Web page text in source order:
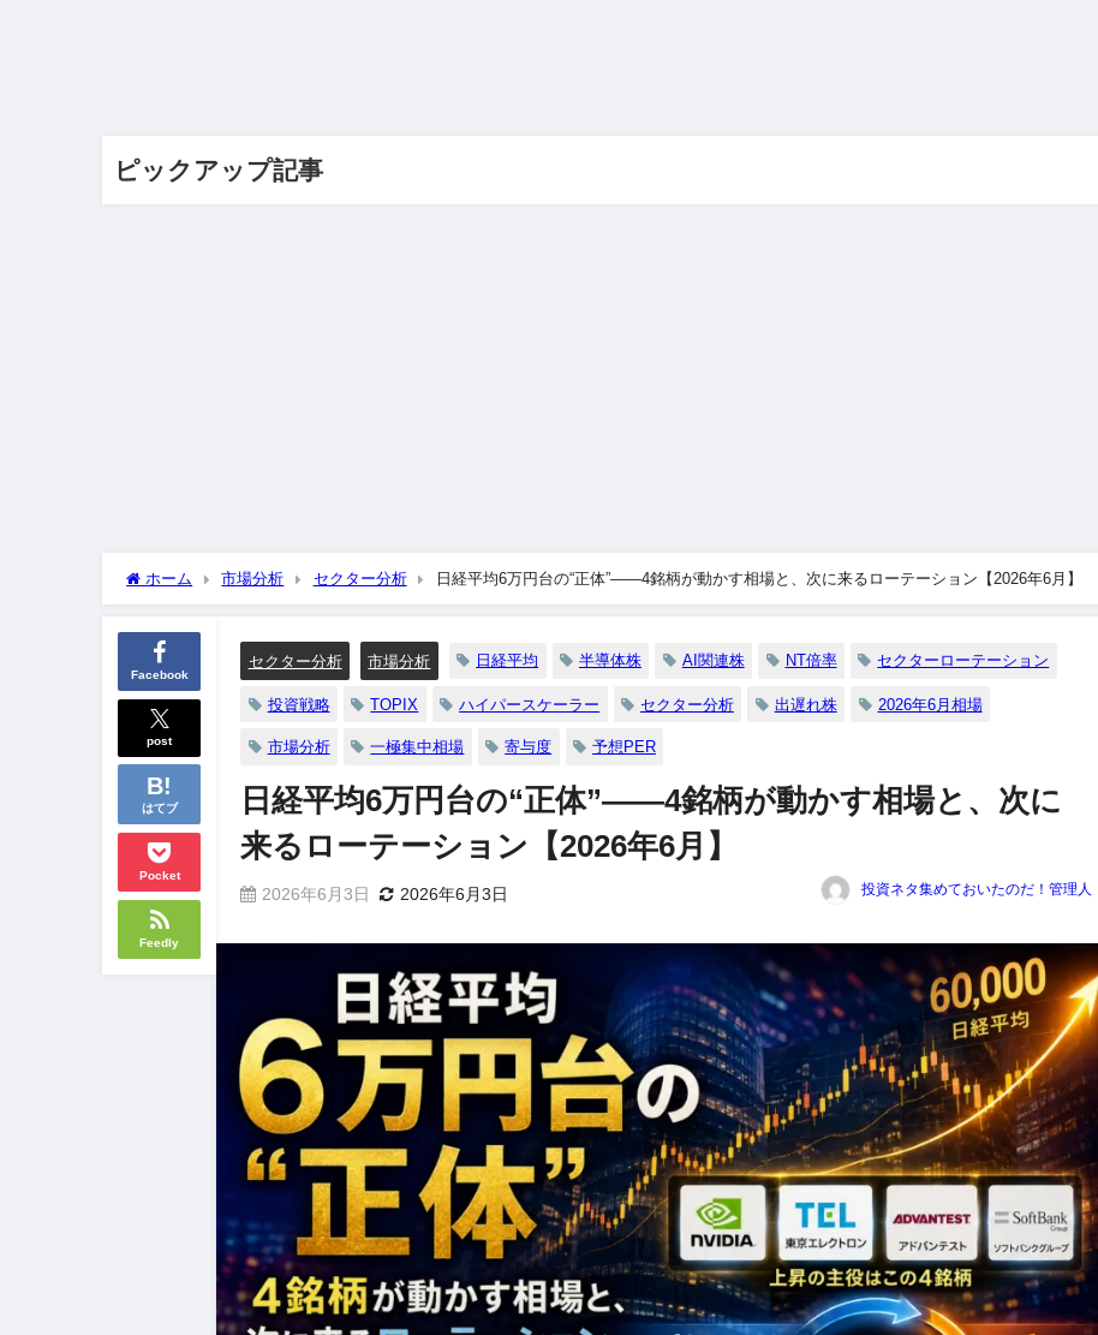
ピックアップ記事
ホーム 市場分析 セクター分析 日経平均6万円台の“正体”――4銘柄が動かす相場と、次に来るローテーション【2026年6月】
Facebook
post
はてブ
Pocket
Feedly
セクター分析 市場分析 日経平均 半導体株 AI関連株 NT倍率 セクターローテーション
投資戦略 TOPIX ハイパースケーラー セクター分析 出遅れ株 2026年6月相場
市場分析 一極集中相場 寄与度 予想PER
日経平均6万円台の“正体”――4銘柄が動かす相場と、次に
来るローテーション【2026年6月】
2026年6月3日 2026年6月3日 投資ネタ集めておいたのだ！管理人